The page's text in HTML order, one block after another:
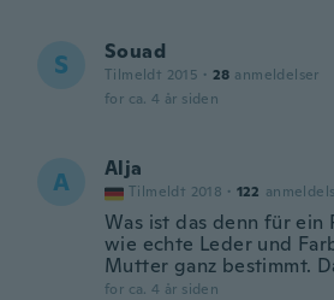
S Souad
Tilmeldt 2015 · 28 anmeldelser
for ca. 4 år siden
A Alja
Tilmeldt 2018 · 122
Was ist das denn für ein
wie echte Leder und
Mutter ganz bestimmt.
for ca. 4 år siden